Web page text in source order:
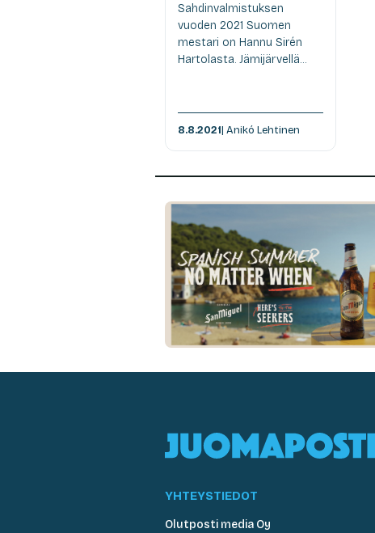
Sahdinvalmistuksen
vuoden 2021 Suomen
mestari on Hannu Sirén
Hartolasta. Jämijärvellä...
8.8.2021| Anikó Lehtinen
YHTEYSTIEDOT
Olutposti media Oy